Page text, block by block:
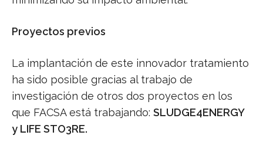
Proyectos previos
La implantación de este innovador tratamiento
ha sido posible gracias al trabajo de
investigación de otros dos proyectos en los
que FACSA está trabajando: SLUDGE4ENERGY
y LIFE STO3RE.